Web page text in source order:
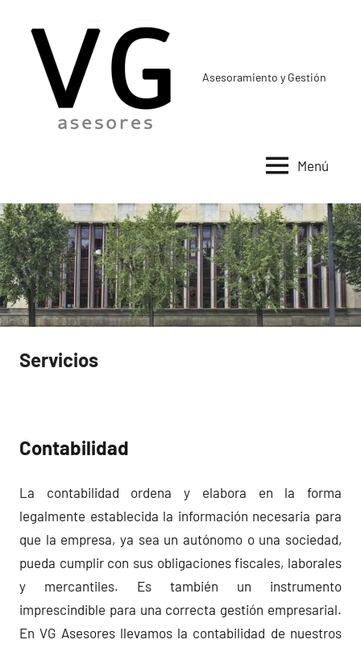
contenido
Asesoramiento y Gestión
Menú
Servicios
Contabilidad
La contabilidad ordena y elabora en la forma
legalmente establecida la información necesaria para
que la empresa, ya sea un autónomo o una sociedad,
pueda cumplir con sus obligaciones fiscales, laborales
y mercantiles. Es también un instrumento
imprescindible para una correcta gestión empresarial.
En VG Asesores llevamos la contabilidad de nuestros